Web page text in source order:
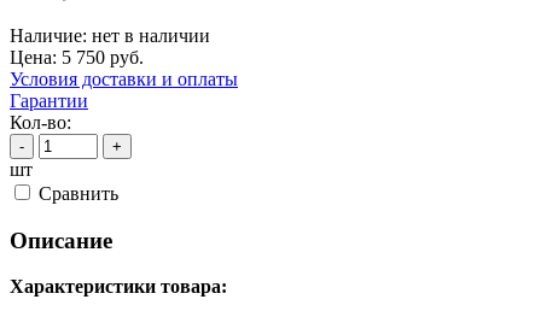
Наличие: нет в наличии
Цена: 5 750 руб.
Условия доставки и оплаты
Гарантии
Кол-во:
- +
шт
Cравнить
Описание
Характеристики товара: